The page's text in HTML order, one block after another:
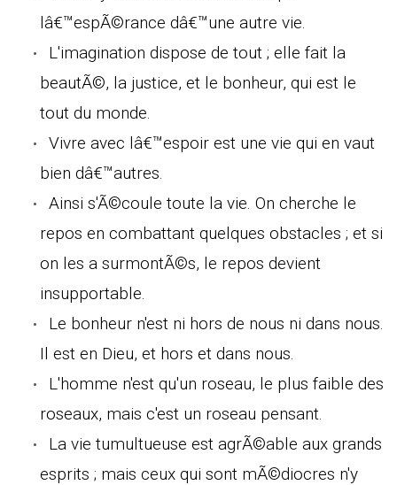
lâ€™espÃ©rance dâ€™une autre vie.
L'imagination dispose de tout ; elle fait la
beautÃ©, la justice, et le bonheur, qui est le
tout du monde.
Vivre avec lâ€™espoir est une vie qui en vaut
bien dâ€™autres.
Ainsi s'Ã©coule toute la vie. On cherche le
repos en combattant quelques obstacles ; et si
on les a surmontÃ©s, le repos devient
insupportable.
Le bonheur n'est ni hors de nous ni dans nous.
Il est en Dieu, et hors et dans nous.
L'homme n'est qu'un roseau, le plus faible des
roseaux, mais c'est un roseau pensant.
La vie tumultueuse est agrÃ©able aux grands
esprits ; mais ceux qui sont mÃ©diocres n'y